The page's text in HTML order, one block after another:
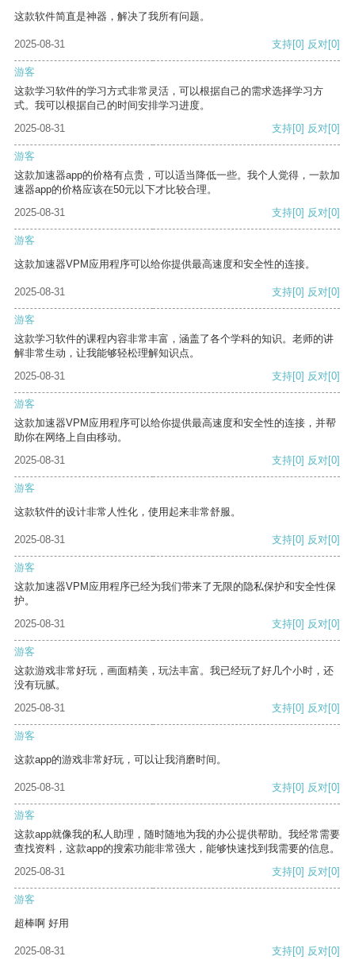
这款软件简直是神器，解决了我所有问题。
2025-08-31 支持[0] 反对[0]
游客
这款学习软件的学习方式非常灵活，可以根据自己的需求选择学习方
式。我可以根据自己的时间安排学习进度。
2025-08-31
支持[0] 反对[0]
游客
这款加速器app的价格有点贵，可以适当降低一些。我个人觉得，一款加
速器app的价格应该在50元以下才比较合理。
2025-08-31
支持[0] 反对[0]
游客
这款加速器VPM应用程序可以给你提供最高速度和安全性的连接。
2025-08-31 支持[0] 反对[0]
游客
这款学习软件的课程内容非常丰富，涵盖了各个学科的知识。老师的讲
解非常生动，让我能够轻松理解知识点。
2025-08-31
支持[0] 反对[0]
游客
这款加速器VPM应用程序可以给你提供最高速度和安全性的连接，并帮
助你在网络上自由移动。
2025-08-31
支持[0] 反对[0]
游客
这款软件的设计非常人性化，使用起来非常舒服。
2025-08-31 支持[0] 反对[0]
游客
这款加速器VPM应用程序已经为我们带来了无限的隐私保护和安全性保
护。
2025-08-31
支持[0] 反对[0]
游客
这款游戏非常好玩，画面精美，玩法丰富。我已经玩了好几个小时，还
没有玩腻。
2025-08-31
支持[0] 反对[0]
游客
这款app的游戏非常好玩，可以让我消磨时间。
2025-08-31 支持[0] 反对[0]
游客
这款app就像我的私人助理，随时随地为我的办公提供帮助。我经常需要
查找资料，这款app的搜索功能非常强大，能够快速找到我需要的信息。
2025-08-31
支持[0] 反对[0]
游客
超棒啊 好用
2025-08-31 支持[0] 反对[0]